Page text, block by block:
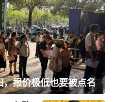
报价极低也要被点名